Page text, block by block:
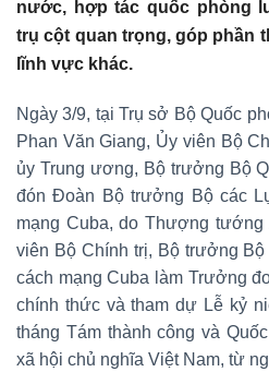
nước, hợp tác quốc phòng
trụ cột quan trọng, góp phần
lĩnh vực khác.
Ngày 3/9, tại Trụ sở Bộ Quốc
Phan Văn Giang, Ủy viên Bộ
ủy Trung ương, Bộ trưởng Bộ
đón Đoàn Bộ trưởng Bộ các
mạng Cuba, do Thượng tướng
viên Bộ Chính trị, Bộ trưởng
cách mạng Cuba làm Trưởng
chính thức và tham dự Lễ kỷ
tháng Tám thành công và
xã hội chủ nghĩa Việt Nam, từ